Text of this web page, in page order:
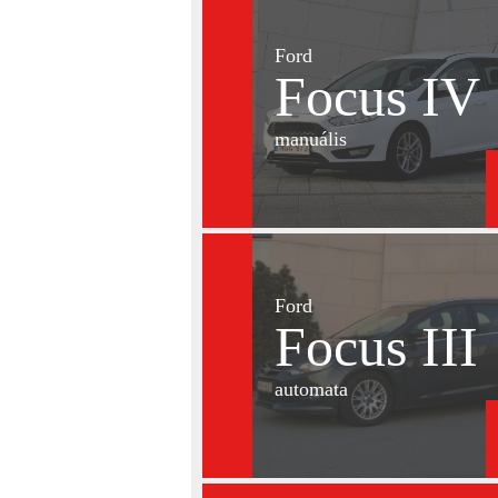
Ford
Focus IV
manuális
Ford
Focus III
automata